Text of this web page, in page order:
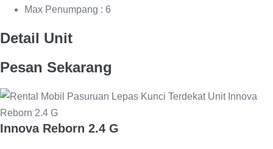
Max Penumpang : 6
Detail Unit
Pesan Sekarang
Innova Reborn 2.4 G